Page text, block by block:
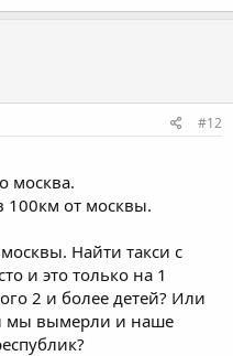
#12
москва.
100км от москвы.
Найти такси с
и это только на 1
2 и более детей? Или
мы вымерли и наше